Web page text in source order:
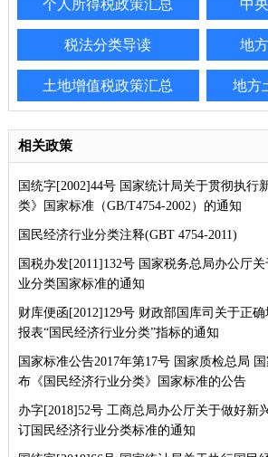
个人所得税政策汇总 中
税法分类导读 地
土地增值税政策汇总 地方
相关政策
国统字[2002]44号 国家统计局关于贯彻执行
类》国家标准（GB/T4754-2002）的通知
国民经济行业分类注释(GBT 4754-2011)
国税办发[2011]132号 国家税务总局办公厅
业分类国家标准的通知
财库便函[2012]129号 财政部国库司关于正
报表“国民经济行业分类”指标的通知
国家标准公告2017年第17号 国家质检总局
布《国民经济行业分类》国家标准的公告
办字[2018]52号 工商总局办公厅关于做好新
订国民经济行业分类标准的通知